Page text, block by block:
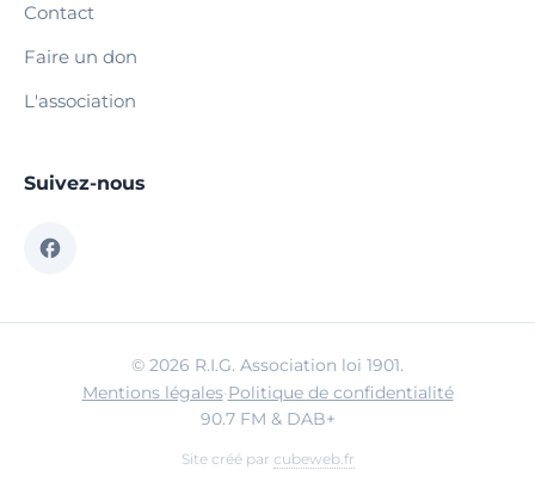
Contact
Faire un don
L'association
Suivez-nous
© 2026 R.I.G. Association loi 1901.
Mentions légales·Politique de confidentialité
90.7 FM & DAB+
Site créé par cubeweb.fr